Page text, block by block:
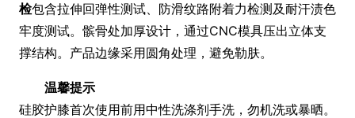
检包含拉伸回弹性测试、防滑纹路附着力检测及耐汗渍色
牢度测试。髌骨处加厚设计，通过CNC模具压出立体支
撑结构。产品边缘采用圆角处理，避免勒肤。
温馨提示
硅胶护膝首次使用前用中性洗涤剂手洗，勿机洗或暴晒。